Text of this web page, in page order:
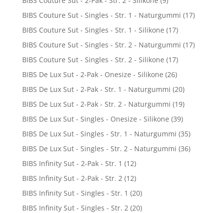
BIBS Couture Sut - Singles - Str. 1 - Naturgummi (17)
BIBS Couture Sut - Singles - Str. 1 - Silikone (17)
BIBS Couture Sut - Singles - Str. 2 - Naturgummi (17)
BIBS Couture Sut - Singles - Str. 2 - Silikone (17)
BIBS De Lux Sut - 2-Pak - Onesize - Silikone (26)
BIBS De Lux Sut - 2-Pak - Str. 1 - Naturgummi (20)
BIBS De Lux Sut - 2-Pak - Str. 2 - Naturgummi (19)
BIBS De Lux Sut - Singles - Onesize - Silikone (39)
BIBS De Lux Sut - Singles - Str. 1 - Naturgummi (35)
BIBS De Lux Sut - Singles - Str. 2 - Naturgummi (36)
BIBS Infinity Sut - 2-Pak - Str. 1 (12)
BIBS Infinity Sut - 2-Pak - Str. 2 (12)
BIBS Infinity Sut - Singles - Str. 1 (20)
BIBS Infinity Sut - Singles - Str. 2 (20)